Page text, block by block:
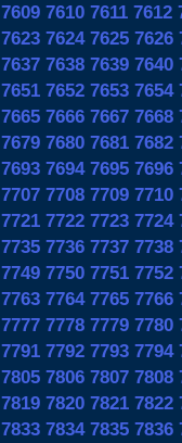
7609 7610 7611 7612
7623 7624 7625 7626
7637 7638 7639 7640
7651 7652 7653 7654
7665 7666 7667 7668
7679 7680 7681 7682
7693 7694 7695 7696
7707 7708 7709 7710
7721 7722 7723 7724
7735 7736 7737 7738
7749 7750 7751 7752
7763 7764 7765 7766
7777 7778 7779 7780
7791 7792 7793 7794
7805 7806 7807 7808
7819 7820 7821 7822
7833 7834 7835 7836